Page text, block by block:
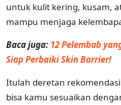
untuk kulit kering, kusam,
mampu menjaga
Baca juga: 12 Pelembab
Siap Perbaiki Skin Barrier!
Itulah deretan rekomendasi
bisa kamu sesuaikan